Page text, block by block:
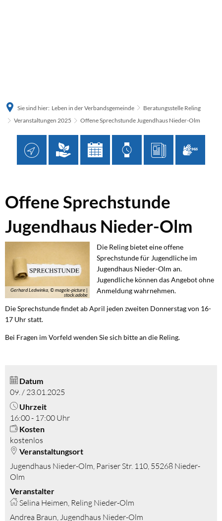
Sie sind hier: Leben in der Verbandsgemeinde
Beratungsstelle Reling
Veranstaltungen 2025
Offene Sprechstunde Jugendhaus Nieder-Olm
Offene
Jugendhaus
Nieder-
Olm
Offene Sprechstunde
Jugendhaus Nieder-Olm
Gerhard Ledwinka, © magele-picture |
stock.adobe
Die Reling bietet eine offene
Sprechstunde für Jugendliche im
Jugendhaus Nieder-Olm an.
Jugendliche können das Angebot ohne
Anmeldung wahrnehmen.
Die Sprechstunde findet ab April jeden zweiten Donnerstag von 16-
17 Uhr statt.
Bei Fragen im Vorfeld wenden Sie sich bitte an die Reling.
Datum
09. / 23.01.2025
Uhrzeit
16:00 - 17:00 Uhr
Kosten
kostenlos
Veranstaltungsort
Jugendhaus Nieder-Olm, Pariser Str. 110, 55268 Nieder-
Olm
Veranstalter
Selina Heimen, Reling Nieder-Olm
Andrea Braun, Jugendhaus Nieder-Olm